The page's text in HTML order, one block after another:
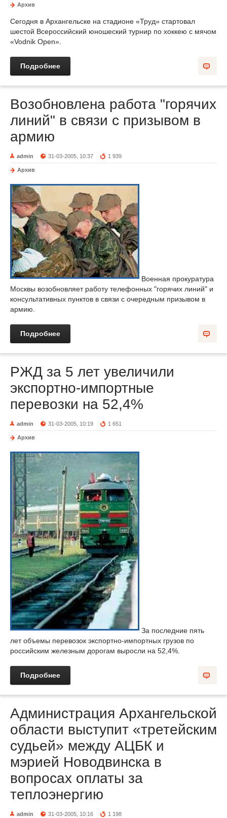
Архив
Сегодня в Архангельске на стадионе «Труд» стартовал
шестой Всероссийский юношеский турнир по хоккею с мячом
«Vodnik Open».
Подробнее
Возобновлена работа "горячих
линий" в связи с призывом в
армию
admin 31-03-2005, 10:37 1 939
Архив
Военная прокуратура
Москвы возобновляет работу телефонных "горячих линий" и
консультативных пунктов в связи с очередным призывом в
армию.
Подробнее
РЖД за 5 лет увеличили
экспортно-импортные
перевозки на 52,4%
admin 31-03-2005, 10:19 1 651
Архив
За последние пять
лет объемы перевозок экспортно-импортных грузов по
российским железным дорогам выросли на 52,4%.
Подробнее
Администрация Архангельской
области выступит «третейским
судьей» между АЦБК и
мэрией Новодвинска в
вопросах оплаты за
теплоэнергию
admin 31-03-2005, 10:16 1 198